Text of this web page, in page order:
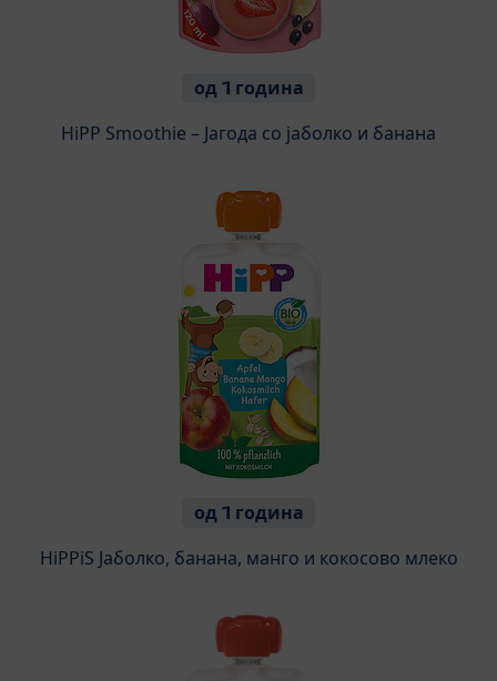
од 1 година
HiPP Smoothie – Јагода со јаболко и банана
од 1 година
HiPPiS Јаболко, банана, манго и кокосово млеко